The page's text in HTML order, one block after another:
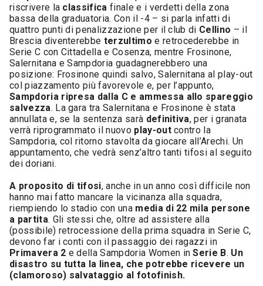
riscrivere la classificafinale e i verdetti della zona
bassa della graduatoria. Con il -4 – si parla infatti di
quattro punti di penalizzazione per il club di Cellino – il
Brescia diventerebbe terzultimoe retrocederebbe in
Serie C con Cittadella e Cosenza, mentre Frosinone,
Salernitana e Sampdoria guadagnerebbero una
posizione: Frosinone quindi salvo, Salernitana al play-out
col piazzamento più favorevole e, per l’appunto,
Sampdoria ripresa dalla C e ammessa allo spareggio
salvezza. La gara tra Salernitana e Frosinone è stata
annullata e, se la sentenza sarà definitiva, per i granata
verrà riprogrammato il nuovo play-outcontro la
Sampdoria, col ritorno stavolta da giocare all’Arechi. Un
appuntamento, che vedrà senz’altro tanti tifosi al seguito
dei doriani.
A proposito di tifosi, anche in un anno così difficile non
hanno mai fatto mancare la vicinanza alla squadra,
riempiendo lo stadio con una media di 22 mila persone
a partita. Gli stessi che, oltre ad assistere alla
(possibile) retrocessione della prima squadra in Serie C,
devono far i conti con il passaggio dei ragazzi in
Primavera 2 e della Sampdoria Women in Serie B. Un
disastro su tutta la linea, che potrebbe ricevere un
(clamoroso) salvataggio al fotofinish.